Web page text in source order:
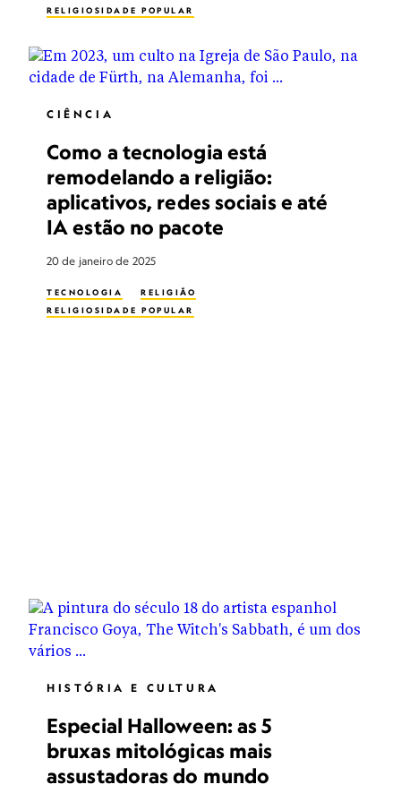
RELIGIOSIDADE POPULAR
CIÊNCIA
Como a tecnologia está
remodelando a religião:
aplicativos, redes sociais e até
IA estão no pacote
20 de janeiro de 2025
TECNOLOGIA
RELIGIÃO
RELIGIOSIDADE POPULAR
HISTÓRIA E CULTURA
Especial Halloween: as 5
bruxas mitológicas mais
assustadoras do mundo